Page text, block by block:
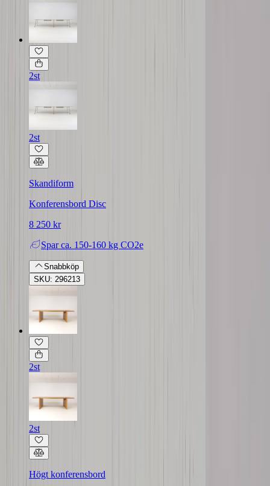
2st
2st
Skandiform
Konferensbord Disc
8 250 kr
Spar ca. 150-160 kg CO2e
Snabbköp
SKU: 296213
2st
2st
Högt konferensbord